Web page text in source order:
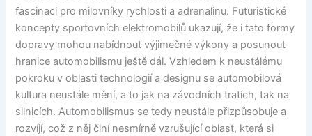
fascinaci pro milovníky rychlosti a adrenalinu. Futuristické
koncepty sportovních elektromobilů ukazují, že i tato formy
dopravy mohou nabídnout výjimečné výkony a posunout
hranice automobilismu ještě dál. Vzhledem k neustálému
pokroku v oblasti technologií a designu se automobilová
kultura neustále mění, a to jak na závodních tratích, tak na
silnicích. Automobilismus se tedy neustále přizpůsobuje a
rozvíjí, což z něj činí nesmírně vzrušující oblast, která si